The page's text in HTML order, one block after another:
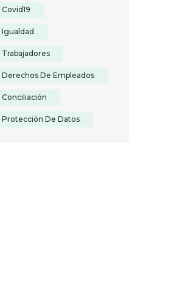
Covid19
Igualdad
Trabajadores
Derechos De Empleados
Conciliación
Protección De Datos